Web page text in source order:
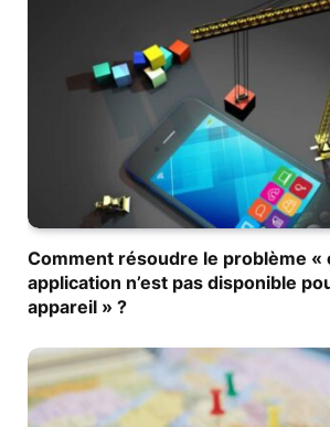
Comment résoudre le problème «
application n’est pas disponible
appareil » ?